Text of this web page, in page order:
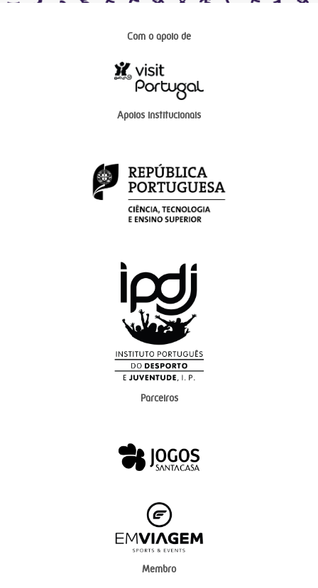
Com o apoio de
Apoios institucionais
Parceiros
Membro